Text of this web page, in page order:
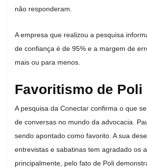
não responderam.
A empresa que realizou a pesquisa
de confiança é de 95% e a margem de
mais ou para menos.
Favoritismo de Poli
A pesquisa da Conectar confirma o que
de conversas no mundo da advocacia.
sendo apontado como favorito. A sua
entrevistas e sabatinas tem agradado os
principalmente, pelo fato de Poli